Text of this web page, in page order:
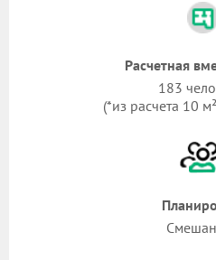
Расчетная
183
(*из расчета 10